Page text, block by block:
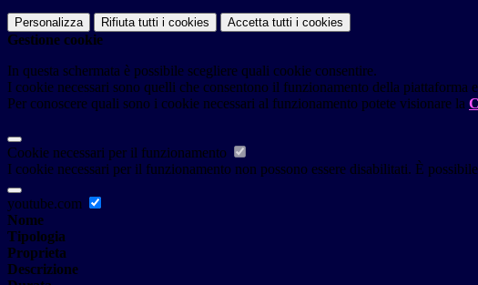
Personalizza Rifiuta tutti i cookies Accetta tutti i cookies
Gestione cookie
In questa schermata è possibile scegliere quali cookie consentire.
I cookie necessari sono quelli che consentono il funzionamento della piattaforma
Per conoscere quali sono i cookie necessari al funzionamento potete visionare la
Cookie necessari per il funzionamento
I cookie necessari per il funzionamento non possono essere disabilitati. È
youtube.com
Nome
Tipologia
Proprieta
Descrizione